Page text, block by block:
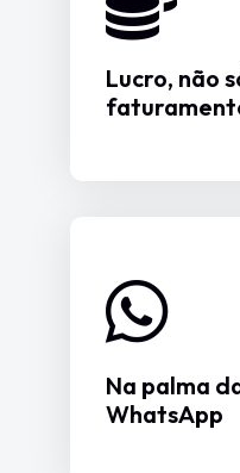
Lucro, não
Na palma
WhatsApp